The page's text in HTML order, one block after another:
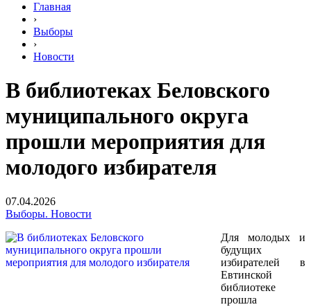
Главная
›
Выборы
›
Новости
В библиотеках Беловского
муниципального округа
прошли мероприятия для
молодого избирателя
07.04.2026
Выборы. Новости
Для молодых и
будущих
избирателей в
Евтинской
библиотеке
прошла